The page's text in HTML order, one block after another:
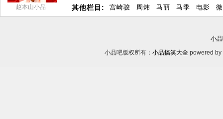
赵本山小品 其他栏目: 宫崎骏 周炜 马丽 马季 电影
小
小品吧版权所有： 小品搞笑大全 powered by